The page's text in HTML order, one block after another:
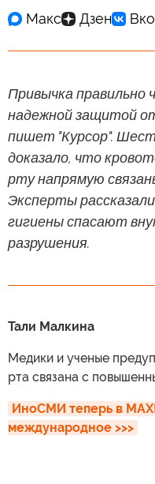
Привычка правильно
надежной защитой
пишет "Курсор".
доказало, что
рту напрямую
Эксперты
гигиены спасают
разрушения.
Тали Малкина
Медики и ученые
рта связана с
ИноСМИ теперь в
международное >>>